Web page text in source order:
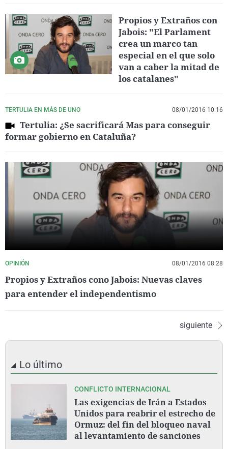
Propios y Extraños con
Jabois: "El Parlament
crea un marco tan
especial en el que solo
van a caber la mitad de
los catalanes"
TERTULIA EN MÁS DE UNO 08/01/2016 10:16
Tertulia: ¿Se sacrificará Mas para conseguir
formar gobierno en Cataluña?
OPINIÓN 08/01/2016 08:28
Propios y Extraños cono Jabois: Nuevas claves
para entender el independentismo
siguiente
Lo último
CONFLICTO INTERNACIONAL
Las exigencias de Irán a Estados
Unidos para reabrir el estrecho de
Ormuz: del fin del bloqueo naval
al levantamiento de sanciones